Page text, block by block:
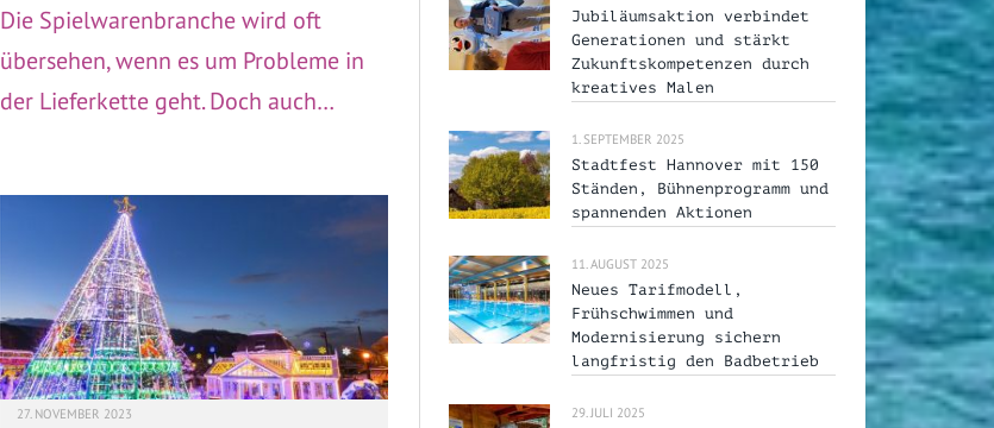
Die Spielwarenbranche wird oft
übersehen, wenn es um Probleme in
der Lieferkette geht. Doch auch…
27. NOVEMBER 2023
Jubiläumsaktion verbindet
Generationen und stärkt
Zukunftskompetenzen durch
kreatives Malen
1. SEPTEMBER 2025
Stadtfest Hannover mit 150
Ständen, Bühnenprogramm und
spannenden Aktionen
11. AUGUST 2025
Neues Tarifmodell,
Frühschwimmen und
Modernisierung sichern
langfristig den Badbetrieb
29. JULI 2025